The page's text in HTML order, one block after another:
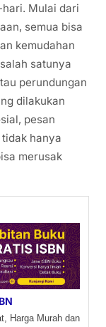
Mulai dari
semua bisa
kemudahan
satunya
perundungan
dilakukan
pesan
hanya
merusak
Harga Murah dan